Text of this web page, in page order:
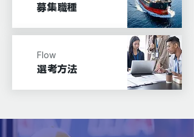
募集職種
Flow
​選考方法